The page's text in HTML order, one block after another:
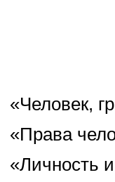
вопросам
Задайте
«Человек,
«Права
«Личность